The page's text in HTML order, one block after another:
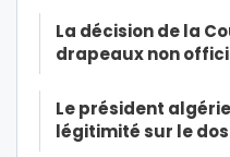
La décision de la
drapeaux non
Le président
légitimité sur le